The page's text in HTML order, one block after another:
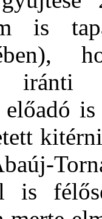
is
előadó
is